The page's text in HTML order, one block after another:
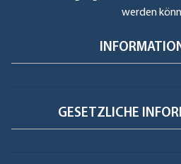
werden
GESETZLICHE